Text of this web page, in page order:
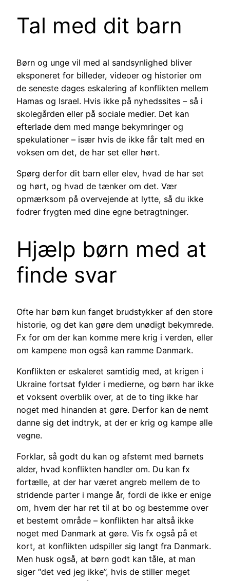
Tal med dit barn
Børn og unge vil med al sandsynlighed bliver
eksponeret for billeder, videoer og historier om
de seneste dages eskalering af konflikten mellem
Hamas og Israel. Hvis ikke på nyhedssites – så i
skolegården eller på sociale medier. Det kan
efterlade dem med mange bekymringer og
spekulationer – især hvis de ikke får talt med en
voksen om det, de har set eller hørt.
Spørg derfor dit barn eller elev, hvad de har set
og hørt, og hvad de tænker om det. Vær
opmærksom på overvejende at lytte, så du ikke
fodrer frygten med dine egne betragtninger.
Hjælp børn med at
finde svar
Ofte har børn kun fanget brudstykker af den store
historie, og det kan gøre dem unødigt bekymrede.
Fx for om der kan komme mere krig i verden, eller
om kampene mon også kan ramme Danmark.
Konflikten er eskaleret samtidig med, at krigen i
Ukraine fortsat fylder i medierne, og børn har ikke
et voksent overblik over, at de to ting ikke har
noget med hinanden at gøre. Derfor kan de nemt
danne sig det indtryk, at der er krig og kampe alle
vegne.
Forklar, så godt du kan og afstemt med barnets
alder, hvad konflikten handler om. Du kan fx
fortælle, at der har været angreb mellem de to
stridende parter i mange år, fordi de ikke er enige
om, hvem der har ret til at bo og bestemme over
et bestemt område – konflikten har altså ikke
noget med Danmark at gøre. Vis fx også på et
kort, at konflikten udspiller sig langt fra Danmark.
Men husk også, at børn godt kan tåle, at man
siger “det ved jeg ikke”, hvis de stiller meget